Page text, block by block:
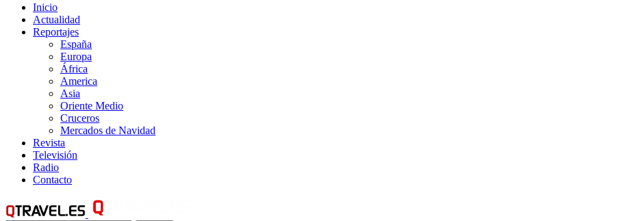
Inicio
Actualidad
Reportajes
España
Europa
África
America
Asia
Oriente Medio
Cruceros
Mercados de Navidad
Revista
Televisión
Radio
Contacto